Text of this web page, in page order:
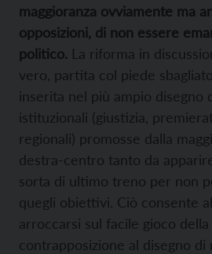
maggioranza ovviamente ma
opposizioni, di non essere
politico. La riforma in
vero, partita col piede
inserita nel più ampio disegno
istituzionali (giustizia,
regionali) promosse dalla
destra-centro tanto da
sorta di ultimo treno per non
quegli obiettivi. Ciò consente
arroccarsi sul facile gioco della
contrapposizione al disegno di